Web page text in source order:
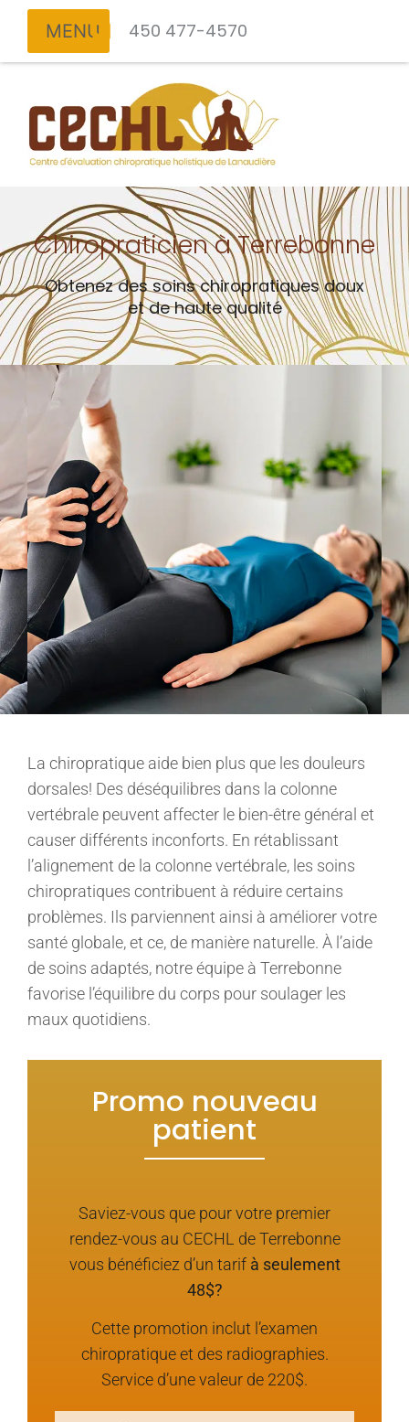
450 477-4570
Chiropraticien à Terrebonne
Obtenez des soins chiropratiques doux
et de haute qualité
La chiropratique aide bien plus que les douleurs
dorsales! Des déséquilibres dans la colonne
vertébrale peuvent affecter le bien-être général et
causer différents inconforts. En rétablissant
l’alignement de la colonne vertébrale, les soins
chiropratiques contribuent à réduire certains
problèmes. Ils parviennent ainsi à améliorer votre
santé globale, et ce, de manière naturelle. À l’aide
de soins adaptés, notre équipe à Terrebonne
favorise l’équilibre du corps pour soulager les
maux quotidiens.
Promo nouveau
patient
Saviez-vous que pour votre premier
rendez-vous au CECHL de Terrebonne
vous bénéficiez d’un tarif à seulement
48$?
Cette promotion inclut l’examen
chiropratique et des radiographies.
Service d’une valeur de 220$.